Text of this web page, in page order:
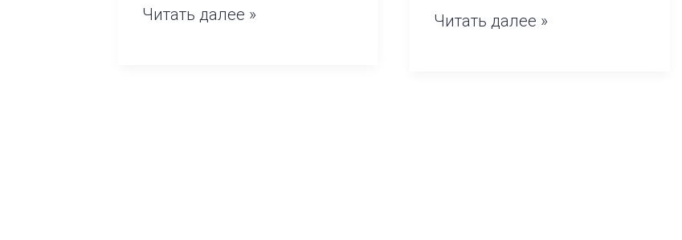
Читать далее »
Читать далее »